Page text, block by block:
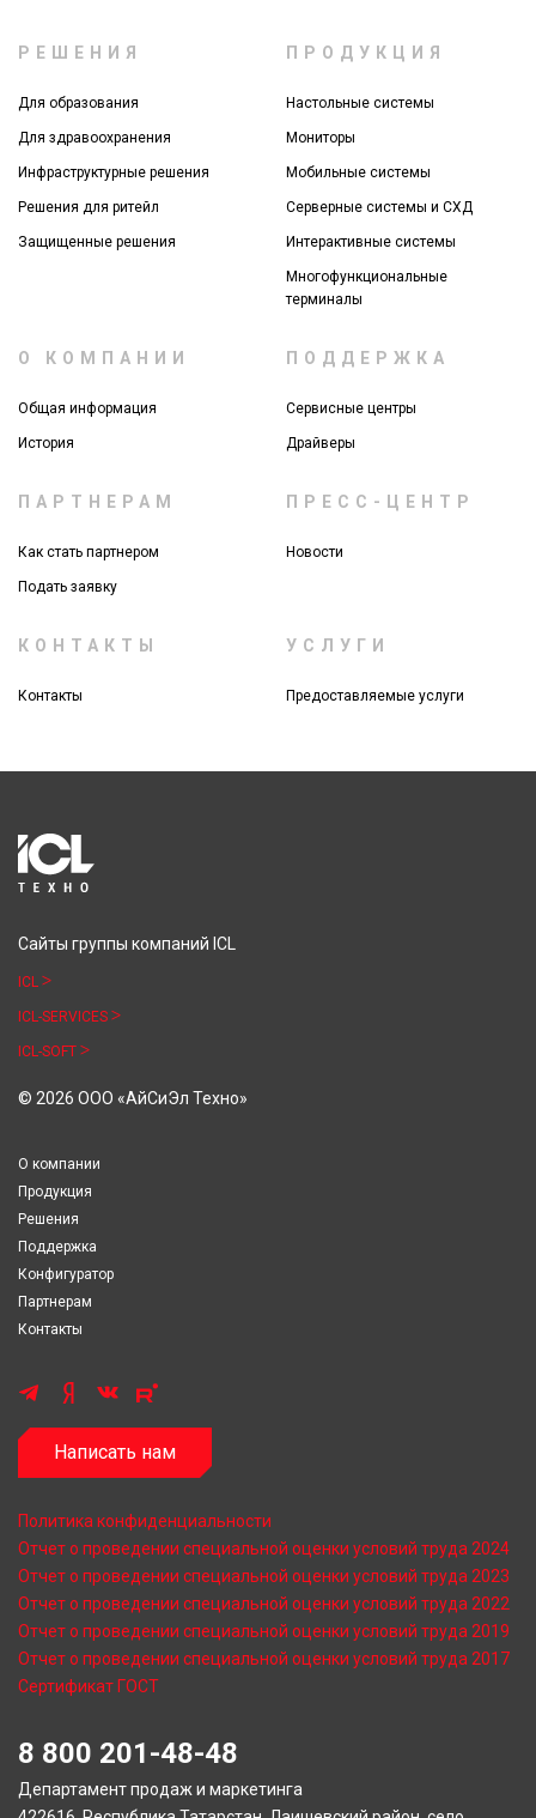
РЕШЕНИЯ
Для образования
Для здравоохранения
Инфраструктурные решения
Решения для ритейл
Защищенные решения
ПРОДУКЦИЯ
Настольные системы
Мониторы
Мобильные системы
Серверные системы и СХД
Интерактивные системы
Многофункциональные
терминалы
О КОМПАНИИ
Общая информация
История
ПОДДЕРЖКА
Сервисные центры
Драйверы
ПАРТНЕРАМ
Как стать партнером
Подать заявку
ПРЕСС-ЦЕНТР
Новости
КОНТАКТЫ
Контакты
УСЛУГИ
Предоставляемые услуги
Сайты группы компаний ICL
ICL
ICL-SERVICES
ICL-SOFT
© 2026 ООО «АйСиЭл Техно»
О компании
Продукция
Решения
Поддержка
Конфигуратор
Партнерам
Контакты
Написать нам
Политика конфиденциальности
Отчет о проведении специальной оценки условий труда 2024
Отчет о проведении специальной оценки условий труда 2023
Отчет о проведении специальной оценки условий труда 2022
Отчет о проведении специальной оценки условий труда 2019
Отчет о проведении специальной оценки условий труда 2017
Сертификат ГОСТ
8 800 201-48-48
Департамент продаж и маркетинга